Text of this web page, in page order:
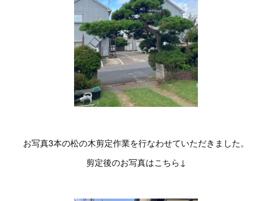
お写真3本の松の木剪定作業を行なわせていただきました。
剪定後のお写真はこちら↓